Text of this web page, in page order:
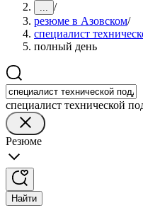
... /
резюме в Азовском/
специалист
полный день
специалист технической
Резюме
Найти